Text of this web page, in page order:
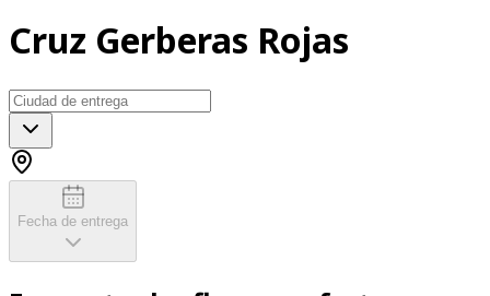
Cruz Gerberas Rojas
Fecha de entrega